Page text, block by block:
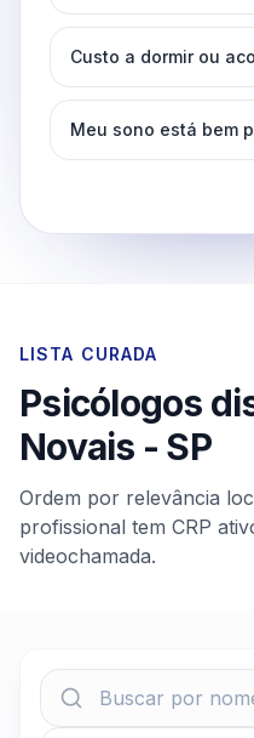
Custo a dormir ou
Meu sono está bem
LISTA CURADA
Psicólogos
Novais - SP
Ordem por relevância
profissional tem CRP
videochamada.